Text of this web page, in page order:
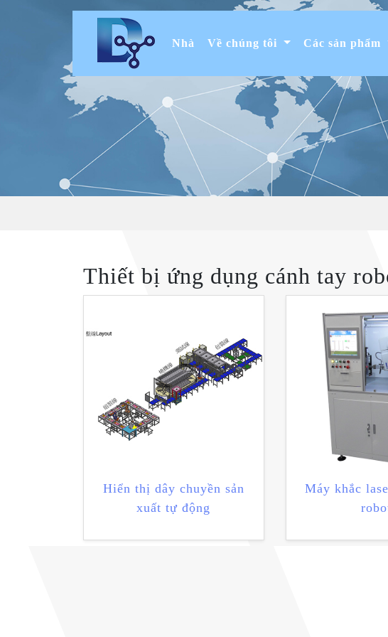
Nhà (current)
Về chúng tôi Các sản phẩm
Thiết bị ứng dụng cánh tay
Hiển thị dây chuyền sản
xuất tự động
Máy khắc